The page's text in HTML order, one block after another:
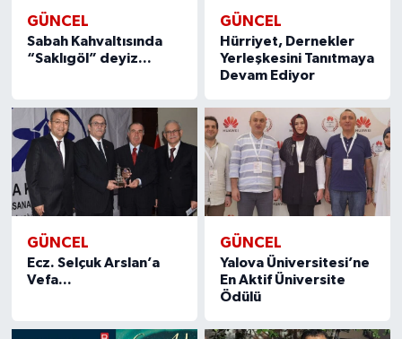
GÜNCEL
Sabah Kahvaltısında
“Saklıgöl” deyiz...
GÜNCEL
Hürriyet, Dernekler
Yerleşkesini Tanıtmaya
Devam Ediyor
GÜNCEL
Ecz. Selçuk Arslan’a
Vefa...
GÜNCEL
Yalova Üniversitesi’ne
En Aktif Üniversite
Ödülü